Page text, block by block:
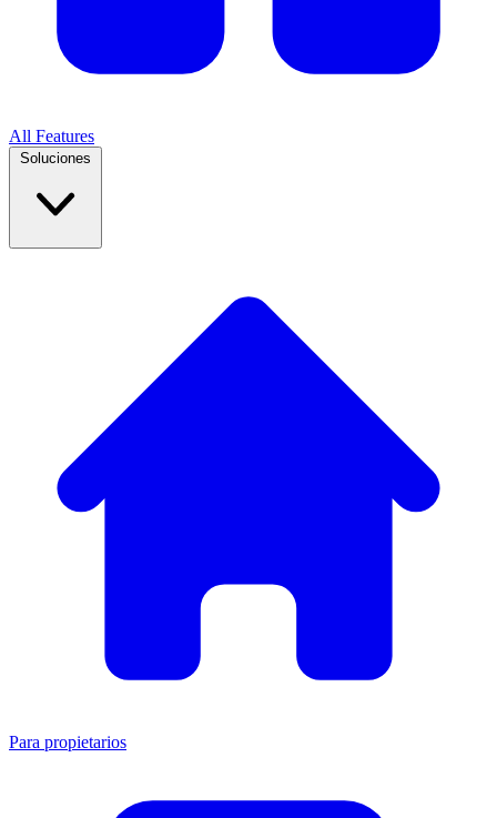
All Features
Para propietarios